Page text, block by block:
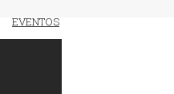
EVENTOS